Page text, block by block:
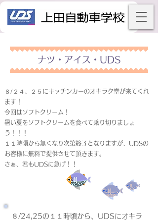
ナツ・アイス・UDS
８/２４、２５にキッチンカーのオキラク堂が来てくれ
ます！
今回はソフトクリーム！
暑い夏をソフトクリームを食べて乗り切りましょ
う！！！
１１時頃から無くなり次第終了となりますが、UDSの
お客様に無料で提供させて頂きます。
さぁ、君もUDSに急げ！！
８/24,25の１１時頃から、UDSにオキラ